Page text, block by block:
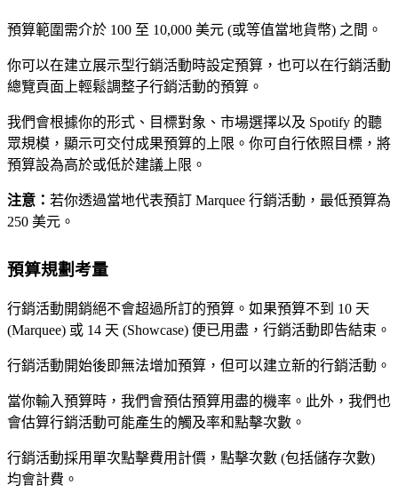
預算範圍需介於 100 至 10,000 美元 (或等值當地貨幣) 之間。
你可以在建立展示型行銷活動時設定預算，也可以在行銷活動
總覽頁面上輕鬆調整子行銷活動的預算。
我們會根據你的形式、目標對象、市場選擇以及 Spotify 的聽
眾規模，顯示可交付成果預算的上限。你可自行依照目標，將
預算設為高於或低於建議上限。
注意： 若你透過當地代表預訂 Marquee 行銷活動，最低預算為
250 美元。
預算規劃考量
行銷活動開銷絕不會超過所訂的預算。如果預算不到 10 天
(Marquee) 或 14 天 (Showcase) 便已用盡，行銷活動即告結束。
行銷活動開始後即無法增加預算，但可以建立新的行銷活動。
當你輸入預算時，我們會預估預算用盡的機率。此外，我們也
會估算行銷活動可能產生的觸及率和點擊次數。
行銷活動採用單次點擊費用計價，點擊次數 (包括儲存次數)
均會計費。